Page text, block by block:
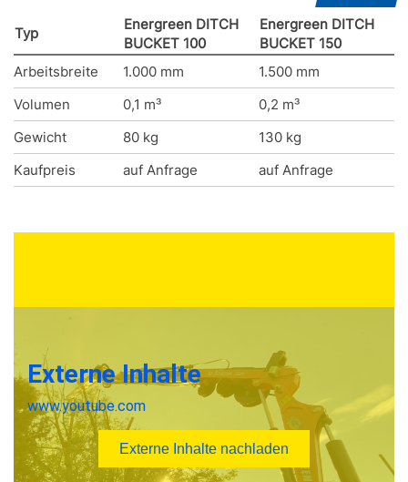
Typ
Energreen DITCH
BUCKET 100
Energreen DITCH
BUCKET 150
Arbeitsbreite
1.000 mm
1.500 mm
Volumen
0,1 m³
0,2 m³
Gewicht
80 kg
130 kg
Kaufpreis
auf Anfrage auf Anfrage